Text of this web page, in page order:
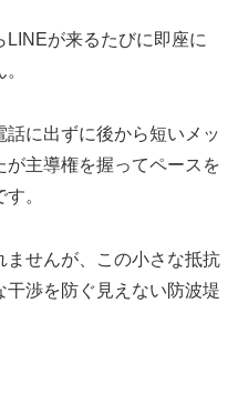
が来るたびに即座に
に出ずに後から短いメッ
主導権を握ってペースを
。
せんが、この小さな抵抗
渉を防ぐ見えない防波堤